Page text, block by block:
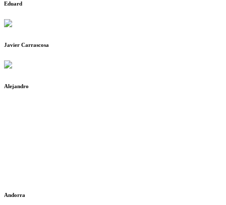
Eduard
Javier Carrascosa
Alejandro
Andorra